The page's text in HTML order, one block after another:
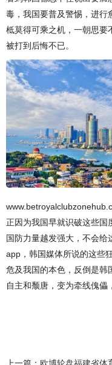
毒，我国要普及警惕，进行
柢莫得可乘之机，一朝思要
被打到后悔不已。
正因为我国早就识破这些国
国防力量越发强大，不会
app，韩国媒体所说的这些
危及我国的本色，反倒是韩
自主和颓唐，变为牵线傀儡